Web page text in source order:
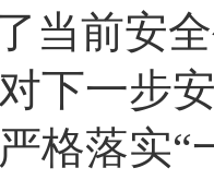
当前安
下一步
格落实“